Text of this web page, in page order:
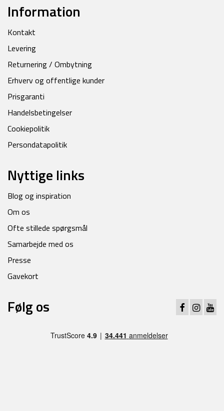
Information
Kontakt
Levering
Returnering / Ombytning
Erhverv og offentlige kunder
Prisgaranti
Handelsbetingelser
Cookiepolitik
Persondatapolitik
Nyttige links
Blog og inspiration
Om os
Ofte stillede spørgsmål
Samarbejde med os
Presse
Gavekort
Følg os